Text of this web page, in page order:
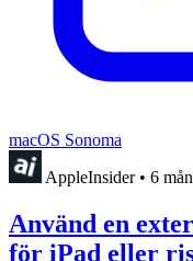
macOS Sonoma
AppleInsider • 6
Använd en
för iPad eller